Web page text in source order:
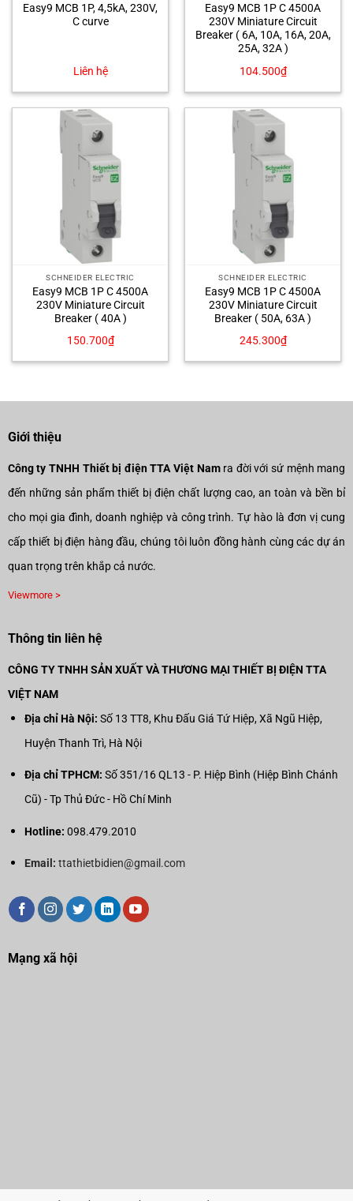
Easy9 MCB 1P, 4,5kA, 230V,
C curve
Liên hệ
Easy9 MCB 1P C 4500A
230V Miniature Circuit
Breaker ( 6A, 10A, 16A, 20A,
25A, 32A )
104.500₫
SCHNEIDER ELECTRIC
Easy9 MCB 1P C 4500A
230V Miniature Circuit
Breaker ( 40A )
150.700₫
SCHNEIDER ELECTRIC
Easy9 MCB 1P C 4500A
230V Miniature Circuit
Breaker ( 50A, 63A )
245.300₫
Giới thiệu
Công ty TNHH Thiết bị điện TTA Việt Namra đời với sứ mệnh mang
đến những sản phẩm thiết bị điện chất lượng cao, an toàn và bền bỉ
cho mọi gia đình, doanh nghiệp và công trình. Tự hào là đơn vị cung
cấp thiết bị điện hàng đầu, chúng tôi luôn đồng hành cùng các dự án
quan trọng trên khắp cả nước.
Viewmore >
Thông tin liên hệ
CÔNG TY TNHH SẢN XUẤT VÀ THƯƠNG MẠI THIẾT BỊ ĐIỆN TTA
VIỆT NAM
Địa chỉ Hà Nội: Số 13 TT8, Khu Đấu Giá Tứ Hiệp, Xã Ngũ Hiệp,
Huyện Thanh Trì, Hà Nội
Địa chỉ TPHCM: Số 351/16 QL13 - P. Hiệp Bình (Hiệp Bình Chánh
Cũ) - Tp Thủ Đức - Hồ Chí Minh
Hotline: 098.479.2010
Email: ttathietbidien@gmail.com
Mạng xã hội